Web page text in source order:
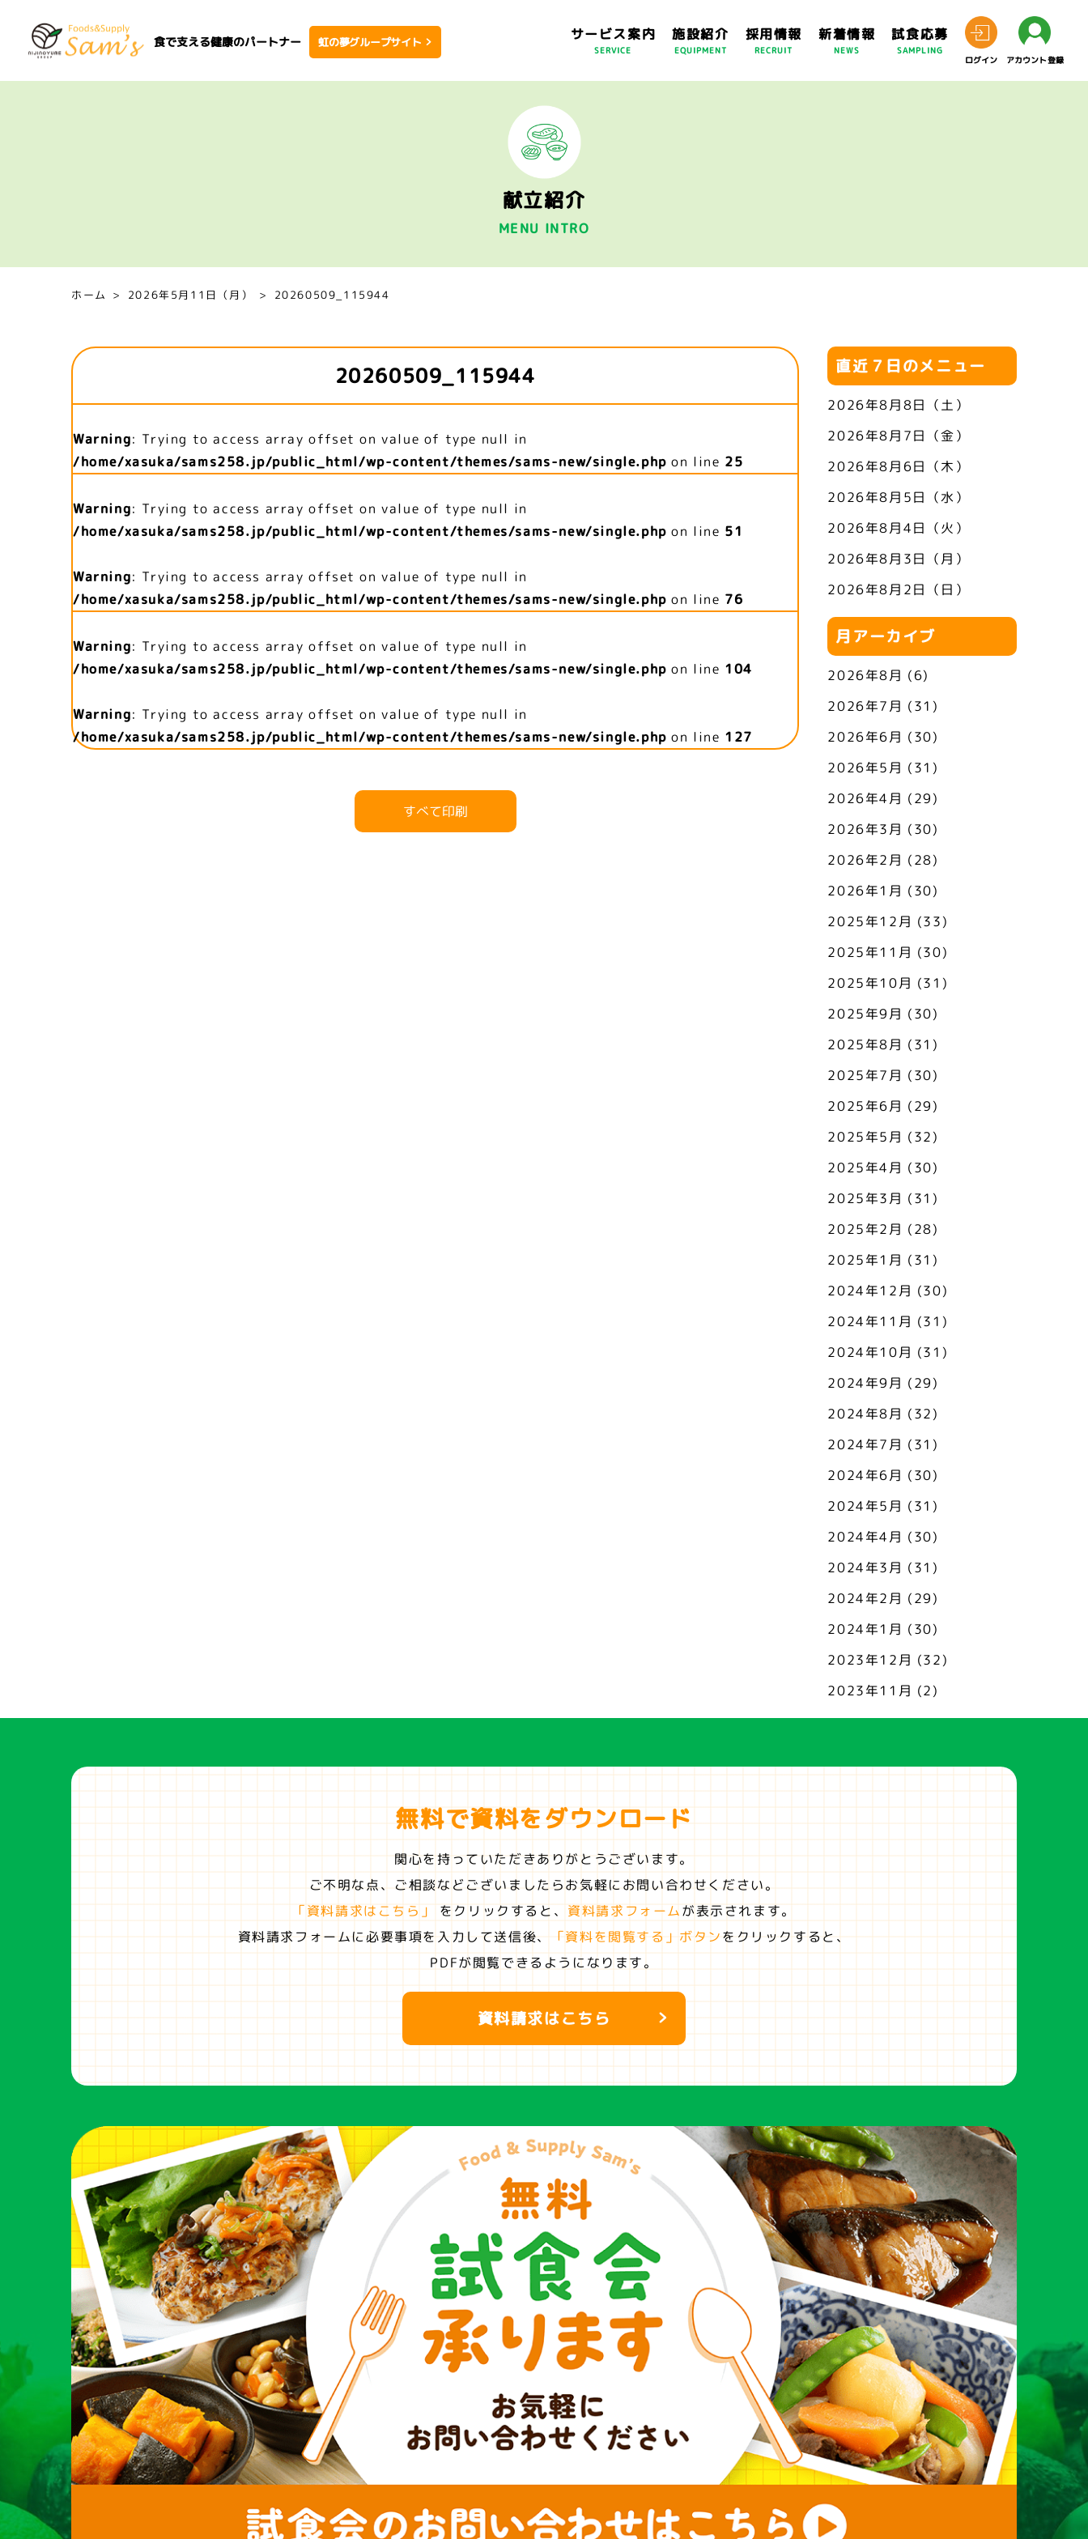
食で支える健康のパートナー 虹の夢グループサイト サービス案内
SERVICE
施設紹介
EQUIPMENT
採用情報
RECRUIT
新着情報
NEWS
試食応募
SAMPLING
ログイン
アカウント登録
献立紹介
MENU INTRO
ホーム 2026年5月11日（月） 20260509_115944
20260509_115944
Warning: Trying to access array offset on value of type null in
/home/xasuka/sams258.jp/public_html/wp-content/themes/sams-new/single.php on line 25
Warning: Trying to access array offset on value of type null in
/home/xasuka/sams258.jp/public_html/wp-content/themes/sams-new/single.php on line 51
Warning: Trying to access array offset on value of type null in
/home/xasuka/sams258.jp/public_html/wp-content/themes/sams-new/single.php on line 76
Warning: Trying to access array offset on value of type null in
/home/xasuka/sams258.jp/public_html/wp-content/themes/sams-new/single.php on line 104
Warning: Trying to access array offset on value of type null in
/home/xasuka/sams258.jp/public_html/wp-content/themes/sams-new/single.php on line 127
すべて印刷
直近７日のメニュー
2026年8月8日（土）
2026年8月7日（金）
2026年8月6日（木）
2026年8月5日（水）
2026年8月4日（火）
2026年8月3日（月）
2026年8月2日（日）
月アーカイブ
2026年8月 (6)
2026年7月 (31)
2026年6月 (30)
2026年5月 (31)
2026年4月 (29)
2026年3月 (30)
2026年2月 (28)
2026年1月 (30)
2025年12月 (33)
2025年11月 (30)
2025年10月 (31)
2025年9月 (30)
2025年8月 (31)
2025年7月 (30)
2025年6月 (29)
2025年5月 (32)
2025年4月 (30)
2025年3月 (31)
2025年2月 (28)
2025年1月 (31)
2024年12月 (30)
2024年11月 (31)
2024年10月 (31)
2024年9月 (29)
2024年8月 (32)
2024年7月 (31)
2024年6月 (30)
2024年5月 (31)
2024年4月 (30)
2024年3月 (31)
2024年2月 (29)
2024年1月 (30)
2023年12月 (32)
2023年11月 (2)
無料で資料をダウンロード
関心を持っていただきありがとうございます。
ご不明な点、ご相談などございましたらお気軽にお問い合わせください。
「資料請求はこちら」
をクリックすると、 資料請求フォームが表示されます。
資料請求フォームに必要事項を入力して送信後、
「資料を閲覧する」ボタンをクリックすると、
PDFが閲覧できるようになります。
資料請求はこちら